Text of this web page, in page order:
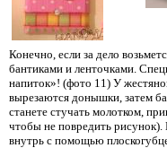
Конечно, если за дело
бантиками и ленточками.
напиток»! (фото 11) У
вырезаются донышки, затем
станете стучать молотком,
чтобы не повредить рисунок).
внутрь с помощью